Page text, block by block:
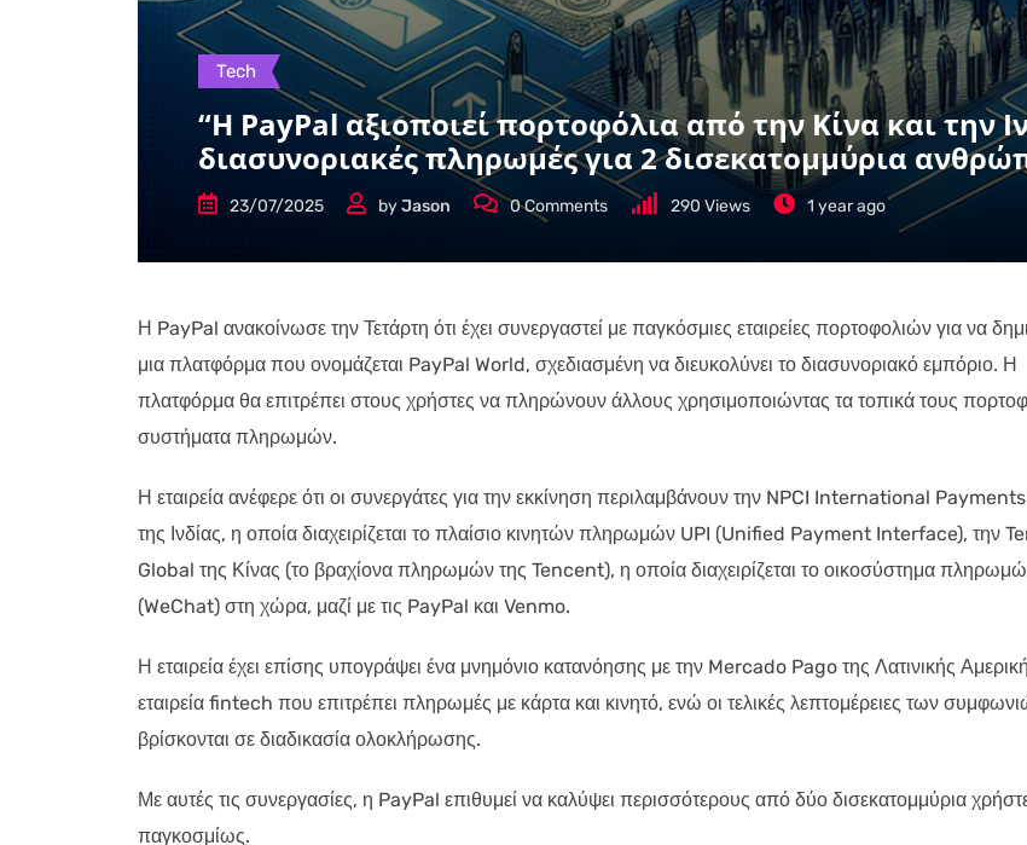
Tech
“Η PayPal αξιοποιεί πορτοφόλια από την Κίνα και την
διασυνοριακές πληρωμές για 2 δισεκατομμύρια
23/07/2025 byJason 0Comments 290 Views 1 year ago
Η PayPal ανακοίνωσε την Τετάρτη ότι έχει συνεργαστεί με παγκόσμιες εταιρείες πορτοφολιών για να
μια πλατφόρμα που ονομάζεται PayPal World, σχεδιασμένη να διευκολύνει το διασυνοριακό εμπόριο. Η
πλατφόρμα θα επιτρέπει στους χρήστες να πληρώνουν άλλους χρησιμοποιώντας τα τοπικά τους
συστήματα πληρωμών.
Η εταιρεία ανέφερε ότι οι συνεργάτες για την εκκίνηση περιλαμβάνουν την NPCI International
της Ινδίας, η οποία διαχειρίζεται το πλαίσιο κινητών πληρωμών UPI (Unified Payment Interface), την
Global της Κίνας (το βραχίονα πληρωμών της Tencent), η οποία διαχειρίζεται το οικοσύστημα
(WeChat) στη χώρα, μαζί με τις PayPal και Venmo.
Η εταιρεία έχει επίσης υπογράψει ένα μνημόνιο κατανόησης με την Mercado Pago της Λατινικής
εταιρεία fintech που επιτρέπει πληρωμές με κάρτα και κινητό, ενώ οι τελικές λεπτομέρειες των
βρίσκονται σε διαδικασία ολοκλήρωσης.
Με αυτές τις συνεργασίες, η PayPal επιθυμεί να καλύψει περισσότερους από δύο δισεκατομμύρια
παγκοσμίως.